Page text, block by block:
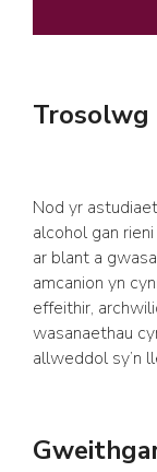
Trosolwg
Nod yr
alcohol gan
ar blant a
amcanion yn
effeithir,
wasanaethau
allweddol sy’n